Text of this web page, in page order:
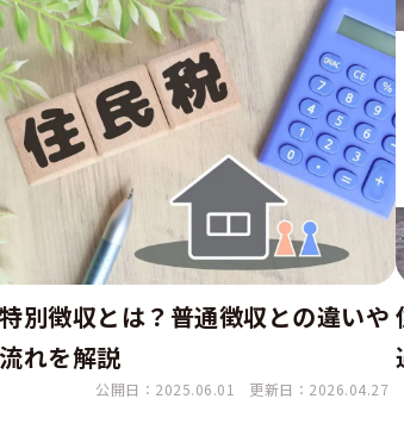
別徴収とは？普通徴収との違いや
れを解説
公開日：2025.06.01 更新日：2026.04.27